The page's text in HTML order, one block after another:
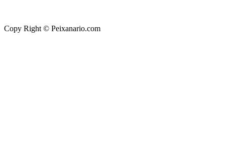
Copy Right © Peixanario.com